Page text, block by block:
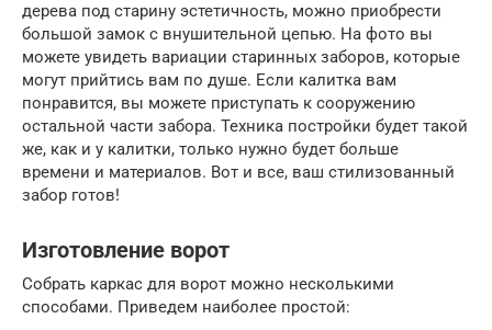
дерева под старину эстетичность, можно приобрести
большой замок с внушительной цепью. На фото вы
можете увидеть вариации старинных заборов, которые
могут прийтись вам по душе. Если калитка вам
понравится, вы можете приступать к сооружению
остальной части забора. Техника постройки будет такой
же, как и у калитки, только нужно будет больше
времени и материалов. Вот и все, ваш стилизованный
забор готов!
Изготовление ворот
Собрать каркас для ворот можно несколькими
способами. Приведем наиболее простой: